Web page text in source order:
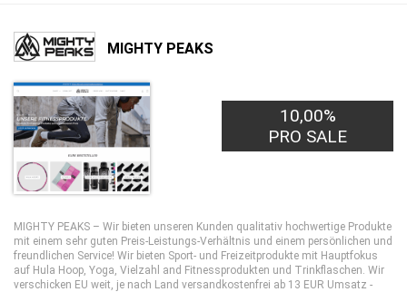
MIGHTY PEAKS
10,00%
PRO SALE
MIGHTY PEAKS – Wir bieten unseren Kunden qualitativ hochwertige Produkte
mit einem sehr guten Preis-Leistungs-Verhältnis und einem persönlichen und
freundlichen Service! Wir bieten Sport- und Freizeitprodukte mit Hauptfokus
auf Hula Hoop, Yoga, Vielzahl and Fitnessprodukten und Trinkflaschen. Wir
verschicken EU weit, je nach Land versandkostenfrei ab 13 EUR Umsatz -